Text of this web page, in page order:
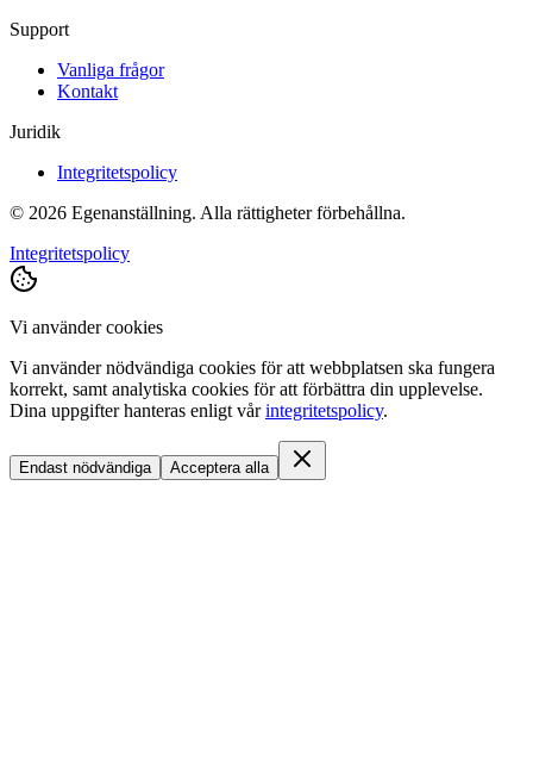
Support
Vanliga frågor
Kontakt
Juridik
Integritetspolicy
© 2026 Egenanställning. Alla rättigheter förbehållna.
Integritetspolicy
Vi använder cookies
Vi använder nödvändiga cookies för att webbplatsen ska fungera
korrekt, samt analytiska cookies för att förbättra din upplevelse.
Dina uppgifter hanteras enligt vår integritetspolicy.
Endast nödvändiga Acceptera alla